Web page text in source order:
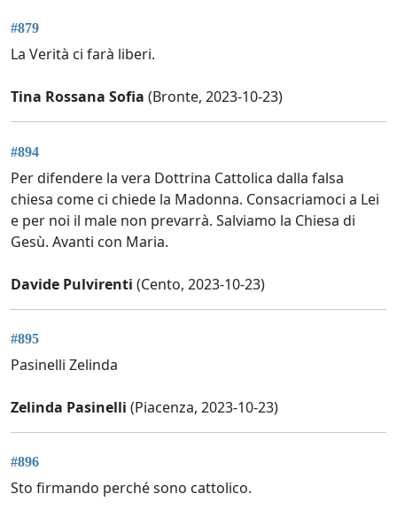
#879
La Verità ci farà liberi.
Tina Rossana Sofia (Bronte, 2023-10-23)
#894
Per difendere la vera Dottrina Cattolica dalla falsa
chiesa come ci chiede la Madonna. Consacriamoci a Lei
e per noi il male non prevarrà. Salviamo la Chiesa di
Gesù. Avanti con Maria.
Davide Pulvirenti (Cento, 2023-10-23)
#895
Pasinelli Zelinda
Zelinda Pasinelli (Piacenza, 2023-10-23)
#896
Sto firmando perché sono cattolico.